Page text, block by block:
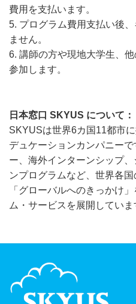
費用を支払います。
5. プログラム費用支払い後
ません。
6. 講師の方や現地大学生、
参加します。
日本窓口 SKYUS について：
SKYUSは世界6カ国11都市
デュケーションカンパニー
ー、海外インターンシップ
ンプログラムなど、世界各国
「グローバルへのきっかけ
ム・サービスを展開していま